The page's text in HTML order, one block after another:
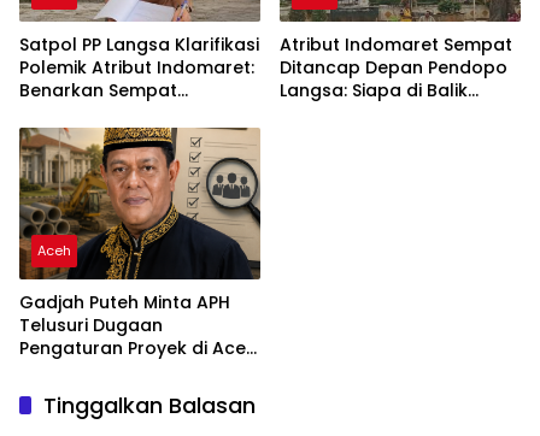
ⓘ
Satpol PP Langsa Klarifikasi
Polemik Atribut Indomaret:
Benarkan Sempat
Pendopo, Kini Sudah
Ditertibkan
Atribut Indomaret Sempat
Ditancap Depan Pendopo
Langsa: Siapa di Balik
Aceh
Gadjah Puteh Minta APH
Telusuri Dugaan
Pengaturan Proyek di Aceh
Tinggalkan Balasan